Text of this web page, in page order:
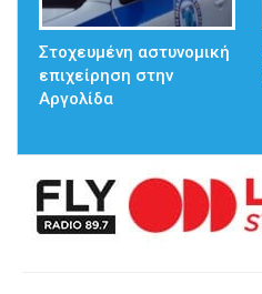
Στοχευμένη αστυνομική
επιχείρηση στην
Αργολίδα